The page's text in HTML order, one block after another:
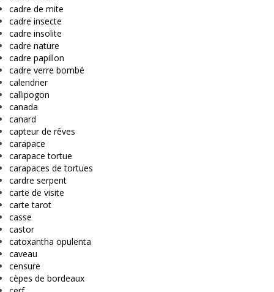
cadre de mite
cadre insecte
cadre insolite
cadre nature
cadre papillon
cadre verre bombé
calendrier
callipogon
canada
canard
capteur de rêves
carapace
carapace tortue
carapaces de tortues
cardre serpent
carte de visite
carte tarot
casse
castor
catoxantha opulenta
caveau
censure
cèpes de bordeaux